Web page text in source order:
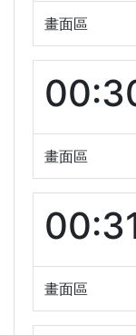
畫面區
畫面區
畫面區